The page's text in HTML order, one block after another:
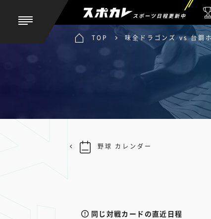
スポーツ日程更新中
TOP 味全ドラゴンズ vs 台鋼
同じ対戦カードの直近日程
野球 カレンダー